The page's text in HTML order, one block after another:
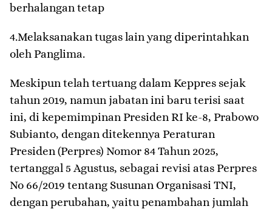
berhalangan tetap
4.Melaksanakan tugas lain yang diperintahkan
oleh Panglima.
Meskipun telah tertuang dalam Keppres sejak
tahun 2019, namun jabatan ini baru terisi saat
ini, di kepemimpinan Presiden RI ke-8, Prabowo
Subianto, dengan ditekennya Peraturan
Presiden (Perpres) Nomor 84 Tahun 2025,
tertanggal 5 Agustus, sebagai revisi atas Perpres
No 66/2019 tentang Susunan Organisasi TNI,
dengan perubahan, yaitu penambahan jumlah